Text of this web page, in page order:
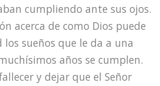
cumpliendo ante sus ojos.
acerca de como Dios puede
sueños que le da a una
años se cumplen.
y dejar que el Señor